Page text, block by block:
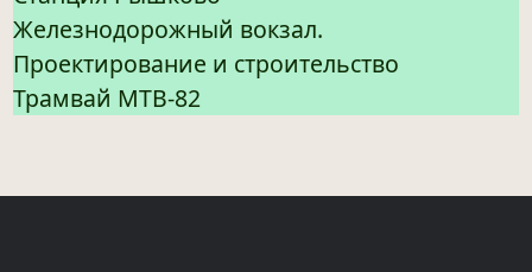
Железнодорожный вокзал.
Проектирование и строительство
Трамвай МТВ-82